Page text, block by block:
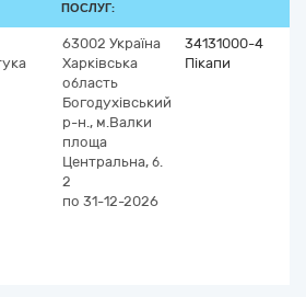
ПОСЛУГ:
63002 Україна
Харківська
область
Богодухівський
р-н., м.Валки
площа
Центральна, б.
2
по 31-12-2026
34131000-4
Пікапи